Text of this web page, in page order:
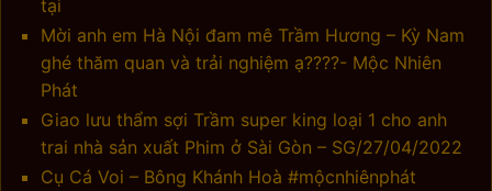
tại
Mời anh em Hà Nội đam mê Trầm Hương – Kỳ Nam
ghé thăm quan và trải nghiệm ạ????- Mộc Nhiên
Phát
Giao lưu thẩm sợi Trầm super king loại 1 cho anh
trai nhà sản xuất Phim ở Sài Gòn – SG/27/04/2022
Cụ Cá Voi – Bông Khánh Hoà #mộcnhiênphát